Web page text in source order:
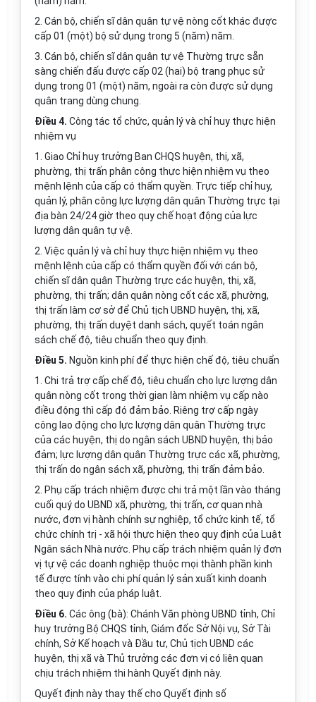
2. Cán bộ, chiến sĩ dân quân tự vệ nòng cốt khác được
cấp 01 (một) bộ sử dụng trong 5 (năm) năm.
3. Cán bộ, chiến sĩ dân quân tự vệ Thường trực sẵn
sàng chiến đấu được cấp 02 (hai) bộ trang phục sử
dụng trong 01 (một) năm, ngoài ra còn được sử dụng
quân trang dùng chung.
Điều 4. Công tác tổ chức, quản lý và chỉ huy thực hiện
nhiệm vụ
1. Giao Chỉ huy trưởng Ban CHQS huyện, thị, xã,
phường, thị trấn phân công thực hiện nhiệm vụ theo
mệnh lệnh của cấp có thẩm quyền. Trực tiếp chỉ huy,
quản lý, phân công lực lượng dân quân Thường trực tại
địa bàn 24/24 giờ theo quy chế hoạt động của lực
lượng dân quân tự vệ.
2. Việc quản lý và chỉ huy thực hiện nhiệm vụ theo
mệnh lệnh của cấp có thẩm quyền đối với cán bộ,
chiến sĩ dân quân Thường trực các huyện, thị, xã,
phường, thị trấn; dân quân nòng cốt các xã, phường,
thị trấn làm cơ sở để Chủ tịch UBND huyện, thị, xã,
phường, thị trấn duyệt danh sách, quyết toán ngân
sách chế độ, tiêu chuẩn theo quy định.
Điều 5. Nguồn kinh phí để thực hiện chế độ, tiêu chuẩn
1. Chi trả trợ cấp chế độ, tiêu chuẩn cho lực lượng dân
quân nòng cốt trong thời gian làm nhiệm vụ cấp nào
điều động thì cấp đó đảm bảo. Riêng trợ cấp ngày
công lao động cho lực lượng dân quân Thường trực
của các huyện, thị do ngân sách UBND huyện, thị bảo
đảm; lực lượng dân quân Thường trực các xã, phường,
thị trấn do ngân sách xã, phường, thị trấn đảm bảo.
2. Phụ cấp trách nhiệm được chi trả một lần vào tháng
cuối quý do UBND xã, phường, thị trấn, cơ quan nhà
nước, đơn vị hành chính sự nghiệp, tổ chức kinh tế, tổ
chức chính trị - xã hội thực hiện theo quy định của Luật
Ngân sách Nhà nước. Phụ cấp trách nhiệm quản lý đơn
vị tự vệ các doanh nghiệp thuộc mọi thành phần kinh
tế được tính vào chi phí quản lý sản xuất kinh doanh
theo quy định của pháp luật.
Điều 6. Các ông (bà): Chánh Văn phòng UBND tỉnh, Chỉ
huy trưởng Bộ CHQS tỉnh, Giám đốc Sở Nội vụ, Sở Tài
chính, Sở Kế hoạch và Đầu tư, Chủ tịch UBND các
huyện, thị xã và Thủ trưởng các đơn vị có liên quan
chịu trách nhiệm thi hành Quyết định này.
Quyết định này thay thế cho Quyết định số